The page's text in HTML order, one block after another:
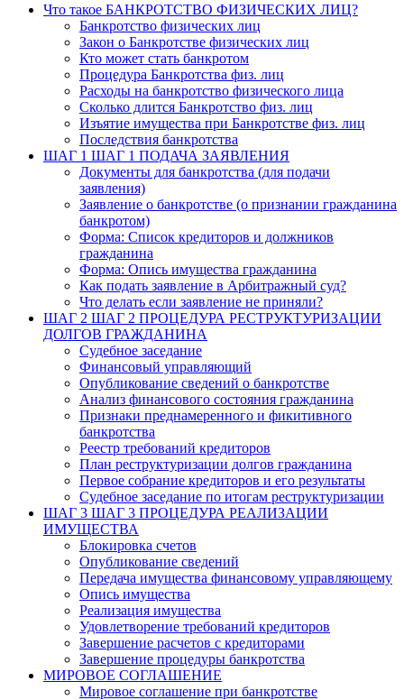
Что такое БАНКРОТСТВО ФИЗИЧЕСКИХ ЛИЦ?
Банкротство физических лиц
Закон о Банкротстве физических лиц
Кто может стать банкротом
Процедура Банкротства физ. лиц
Расходы на банкротство физического лица
Сколько длится Банкротство физ. лиц
Изъятие имущества при Банкротстве физ. лиц
Последствия банкротства
ШАГ 1 ШАГ 1 ПОДАЧА ЗАЯВЛЕНИЯ
Документы для банкротства (для подачи
заявления)
Заявление о банкротстве (о признании гражданина
банкротом)
Форма: Список кредиторов и должников
гражданина
Форма: Опись имущества гражданина
Как подать заявление в Арбитражный суд?
Что делать если заявление не приняли?
ШАГ 2 ШАГ 2 ПРОЦЕДУРА РЕСТРУКТУРИЗАЦИИ
ДОЛГОВ ГРАЖДАНИНА
Судебное заседание
Финансовый управляющий
Опубликование сведений о банкротстве
Анализ финансового состояния гражданина
Признаки преднамеренного и фикитивного
банкротства
Реестр требований кредиторов
План реструктуризации долгов гражданина
Первое собрание кредиторов и его результаты
Судебное заседание по итогам реструктуризации
ШАГ 3 ШАГ 3 ПРОЦЕДУРА РЕАЛИЗАЦИИ
ИМУЩЕСТВА
Блокировка счетов
Опубликование сведений
Передача имущества финансовому управляющему
Опись имущества
Реализация имущества
Удовлетворение требований кредиторов
Завершение расчетов с кредиторами
Завершение процедуры банкротства
МИРОВОЕ СОГЛАШЕНИЕ
Мировое соглашение при банкротстве